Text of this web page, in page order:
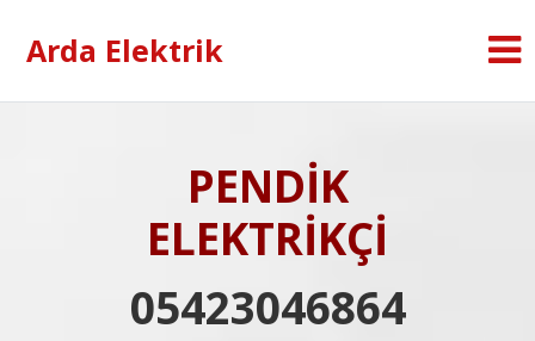
Arda Elektrik
PENDİK
ELEKTRİKÇİ
05423046864